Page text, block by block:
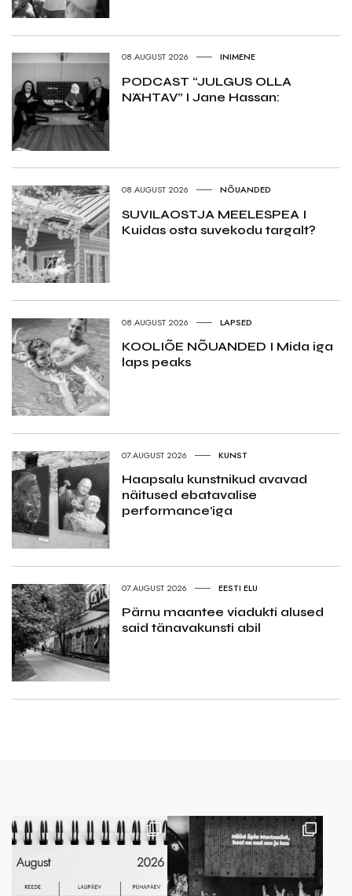
08.AUGUST 2026 INIMENE
PODCAST “JULGUS OLLA
NÄHTAV” I Jane Hassan:
08.AUGUST 2026 NÕUANDED
SUVILAOSTJA MEELESPEA I
Kuidas osta suvekodu targalt?
08.AUGUST 2026 LAPSED
KOOLIÕE NÕUANDED I Mida iga
laps peaks
07.AUGUST 2026 KUNST
Haapsalu kunstnikud avavad
näitused ebatavalise
performance’iga
07.AUGUST 2026 EESTI ELU
Pärnu maantee viadukti alused
said tänavakunsti abil